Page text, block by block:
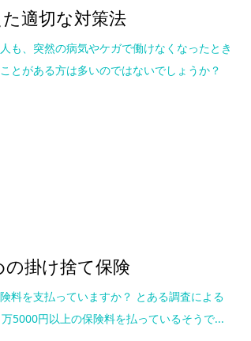
適切な対策法
も、突然の病気やケガで働けなくなったとき
とがある方は多いのではないでしょうか？
の掛け捨て保険
料を支払っていますか？ とある調査による
5000円以上の保険料を払っているそうで...